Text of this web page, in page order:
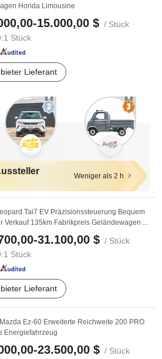
Honda Limousine
15.000,00 $ / Stück
1 Stück
Lieferant
Weniger als 2 h
Tai7 EV Präzisionssteuerung Bequem
Verkauf 135km Fabrikpreis Geländewagen ...
31.100,00 $ / Stück
1 Stück
Lieferant
Ez-60 Erweiterte Reichweite 200 PRO
Energiefahrzeug
23.500,00 $ / Stück